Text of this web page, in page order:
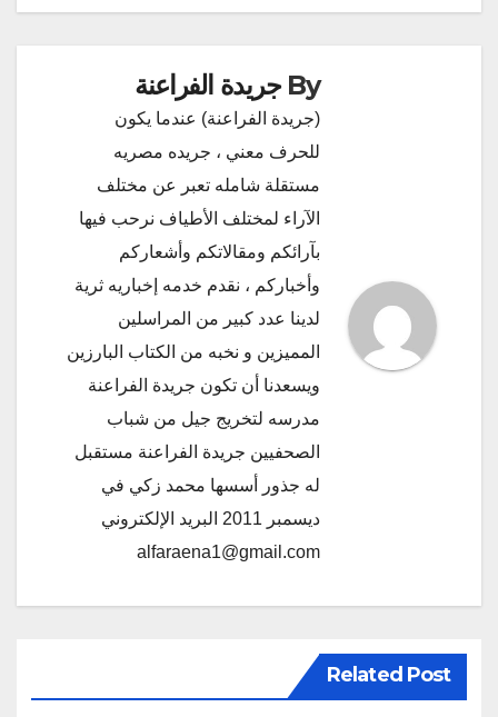
By جريدة الفراعنة
(جريدة الفراعنة) عندما يكون
للحرف معني ، جريده مصريه
مستقلة شامله تعبر عن مختلف
الآراء لمختلف الأطياف نرحب فيها
بآرائكم ومقالاتكم وأشعاركم
وأخباركم ، نقدم خدمه إخباريه ثرية
لدينا عدد كبير من المراسلين
المميزين و نخبه من الكتاب البارزين
ويسعدنا أن تكون جريدة الفراعنة
مدرسه لتخريج جيل من شباب
الصحفيين جريدة الفراعنة مستقبل
له جذور أسسها محمد زكي في
ديسمبر 2011 البريد الإلكتروني
alfaraena1@gmail.com
Related Post